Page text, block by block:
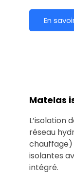
En
Matelas
L’isolation
réseau
chauffage)
isolantes
intégré.